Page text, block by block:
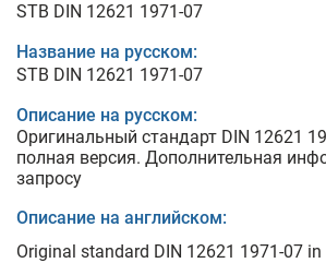
STB DIN 12621 1971-07
Название на русском:
STB DIN 12621 1971-07
Описание на русском:
Оригинальный стандарт DIN 12621
полная версия. Дополнительная
запросу
Описание на английском:
Original standard DIN 12621 1971-07